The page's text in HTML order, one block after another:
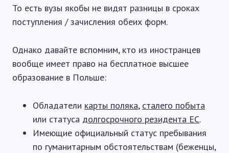
То есть вузы якобы не видят разницы в сроках
поступления / зачисления обеих форм.
Однако давайте вспомним, кто из иностранцев
вообще имеет право на бесплатное высшее
образование в Польше:
Обладатели карты поляка, сталего побыта
или статуса долгосрочного резидента ЕС.
Имеющие официальный статус пребывания
по гуманитарным обстоятельствам (беженцы,